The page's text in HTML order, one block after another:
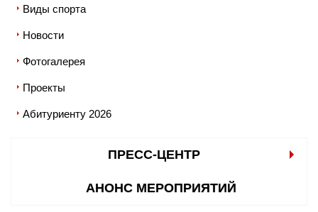
Виды спорта
Новости
Фотогалерея
Проекты
Абитуриенту 2026
ПРЕСС-ЦЕНТР
АНОНС МЕРОПРИЯТИЙ